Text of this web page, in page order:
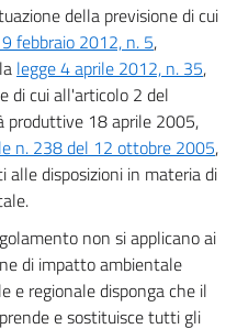
della previsione di cui
febbraio 2012, n. 5,
legge 4 aprile 2012, n. 35,
di cui all'articolo 2 del
18 aprile 2005,
n. 238 del 12 ottobre 2005,
disposizioni in materia di
non si applicano ai
di impatto ambientale
e regionale disponga che il
e sostituisce tutti gli